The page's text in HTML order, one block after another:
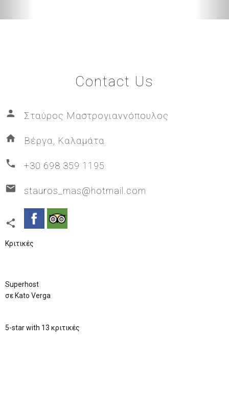
Contact Us
 Σταύρος Μαστρογιαννόπουλος
 Βέργα, Καλαμάτα
 +30 698 359 1195
 stauros_mas@hotmail.com

Κριτικές
Superhost
σε Kato Verga
5-star with 13 κριτικές